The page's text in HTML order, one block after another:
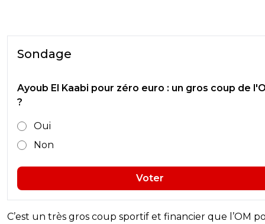
Sondage
Ayoub El Kaabi pour zéro euro : un gros coup de
?
Oui
Non
Voter
C’est un très gros coup sportif et financier que l’OM